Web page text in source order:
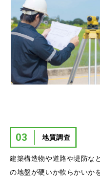
03 地質調査
建築構造物や道路や堤防な
の地盤が硬いか軟らかいか